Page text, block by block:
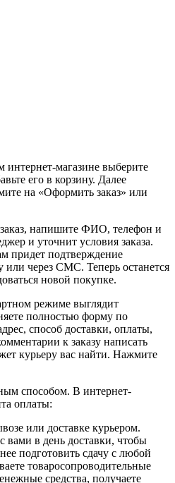
магазине выберите
его в корзину. Далее
на «Оформить заказ» или
напишите ФИО, телефон и
и уточнит условия заказа.
придет подтверждение
или через СМС. Теперь останется
новой покупке.
режиме выглядит
полностью форму по
способ доставки, оплаты,
к заказу написать
курьеру вас найти. Нажмите
способом. В интернет-
оплаты:
или доставке курьером.
вами в день доставки, чтобы
подготовить сдачу с любой
товаросопроводительные
средства, получаете